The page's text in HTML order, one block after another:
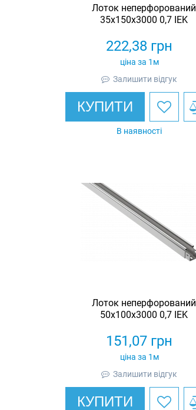
Лоток неперфорований
35х150х3000 0,7 IEK
222,38 грн
ціна за 1м
Залишити відгук
КУПИТИ
В наявності
Лоток неперфорований
50х100х3000 0,7 IEK
151,07 грн
ціна за 1м
Залишити відгук
КУПИТИ